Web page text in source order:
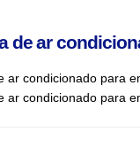
de ar
ar condicionado para
ar condicionado para